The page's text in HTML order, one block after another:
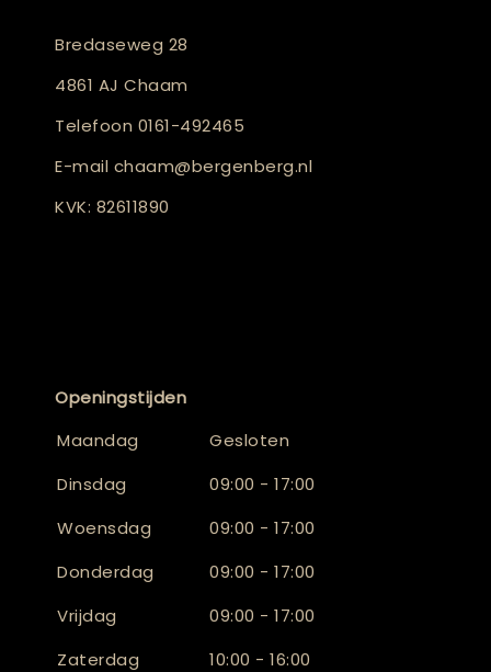
Bredaseweg 28
4861 AJ Chaam
Telefoon 0161-492465
E-mail chaam@bergenberg.nl
KVK: 82611890
Openingstijden
Maandag
Gesloten
Dinsdag
09:00 - 17:00
Woensdag
09:00 - 17:00
Donderdag
09:00 - 17:00
Vrijdag
09:00 - 17:00
Zaterdag
10:00 - 16:00